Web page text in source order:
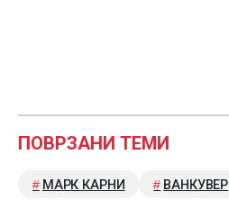
ПОВРЗАНИ ТЕМИ
МАРК КАРНИ ВАНКУВЕР